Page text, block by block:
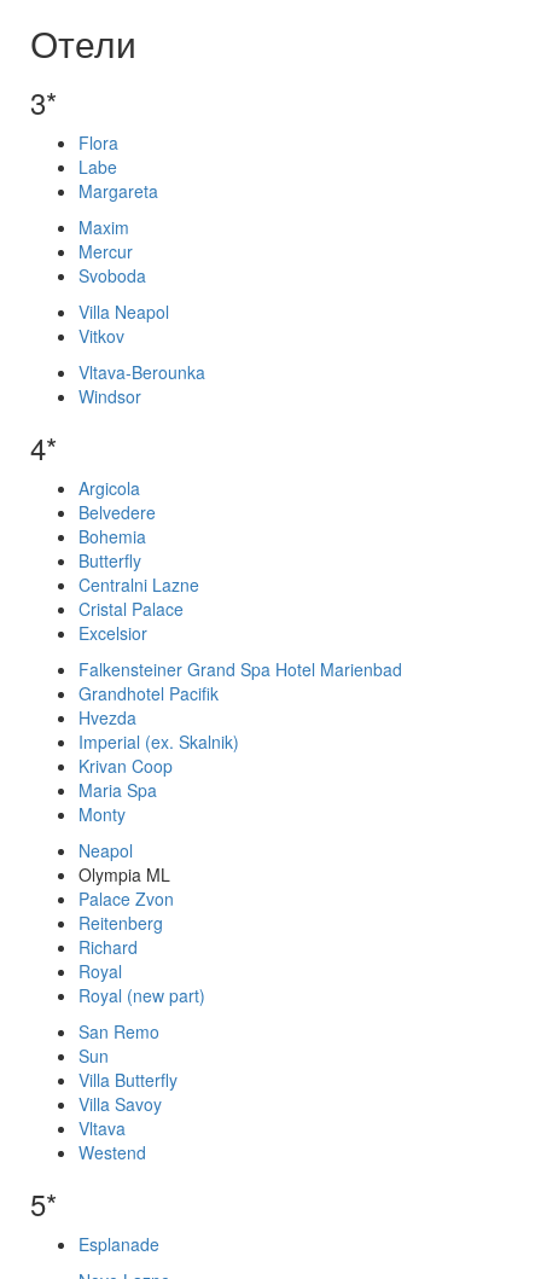
Отели
3*
Flora
Labe
Margareta
Maxim
Mercur
Svoboda
Villa Neapol
Vitkov
Vltava-Berounka
Windsor
4*
Argicola
Belvedere
Bohemia
Butterfly
Centralni Lazne
Cristal Palace
Excelsior
Falkensteiner Grand Spa Hotel Marienbad
Grandhotel Pacifik
Hvezda
Imperial (ex. Skalnik)
Krivan Coop
Maria Spa
Monty
Neapol
Olympia ML
Palace Zvon
Reitenberg
Richard
Royal
Royal (new part)
San Remo
Sun
Villa Butterfly
Villa Savoy
Vltava
Westend
5*
Esplanade